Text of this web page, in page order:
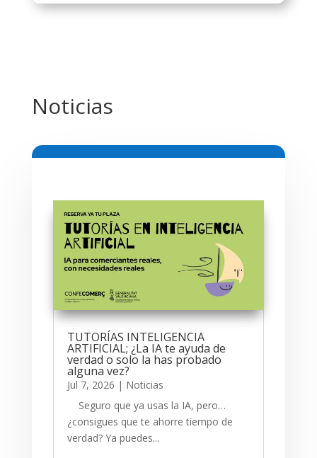
Noticias
TUTORÍAS INTELIGENCIA
ARTIFICIAL; ¿La IA te ayuda de
verdad o solo la has probado
alguna vez?
Jul 7, 2026 | Noticias
Seguro que ya usas la IA, pero…
¿consigues que te ahorre tiempo de
verdad? Ya puedes...